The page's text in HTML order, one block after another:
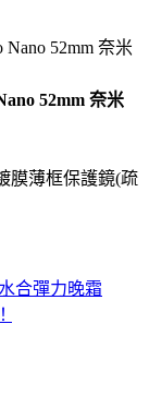
52mm 奈米
52mm 奈米
膜薄框保護鏡(疏
合彈力晚霜